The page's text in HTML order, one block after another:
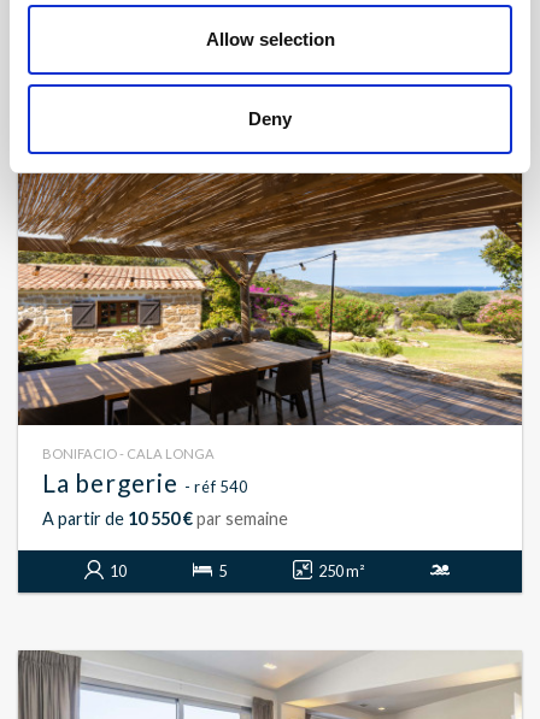
Allow selection
Deny
BONIFACIO - CALA LONGA
La bergerie - réf 540
A partir de 10 550 €par semaine
10 5 250 m²